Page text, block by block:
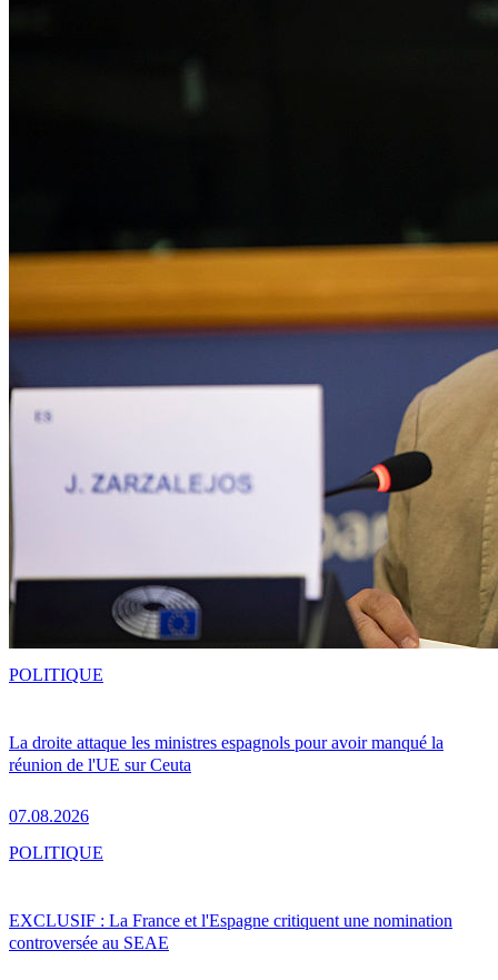
La droite attaque les ministres espagnols pour avoir manqué la
réunion de l'UE sur Ceuta
07.08.2026
POLITIQUE
EXCLUSIF : La France et l'Espagne critiquent une nomination
controversée au SEAE
POLITIQUE